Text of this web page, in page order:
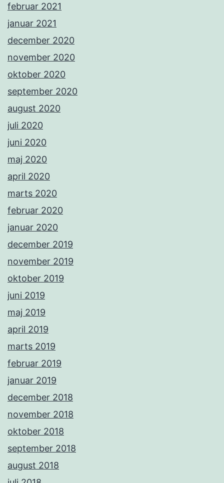
februar 2021
januar 2021
december 2020
november 2020
oktober 2020
september 2020
august 2020
juli 2020
juni 2020
maj 2020
april 2020
marts 2020
februar 2020
januar 2020
december 2019
november 2019
oktober 2019
juni 2019
maj 2019
april 2019
marts 2019
februar 2019
januar 2019
december 2018
november 2018
oktober 2018
september 2018
august 2018